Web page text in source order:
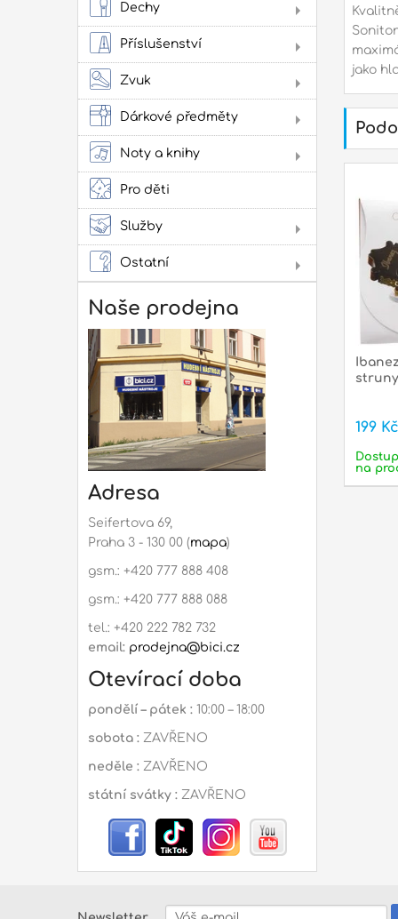
Dechy
Příslušenství
Zvuk
Dárkové předměty
Noty a knihy
Pro děti
Služby
Ostatní
Naše prodejna
Adresa
Seifertova 69,
Praha 3 - 130 00 (mapa)
gsm.: +420 777 888 408
gsm.: +420 777 888 088
tel.: +420 222 782 732
email: prodejna@bici.cz
Otevírací doba
pondělí – pátek : 10:00 – 18:00
sobota : ZAVŘENO
neděle : ZAVŘENO
státní svátky : ZAVŘENO
jako
199 Kč
na